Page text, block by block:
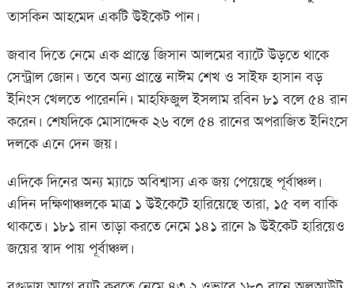
তাসকিন আহমেদ একটি উইকেট পান।
জবাব দিতে নেমে এক প্রান্তে জিসান আলমের ব্যাটে উড়তে থাকে
সেন্ট্রাল জোন। তবে অন্য প্রান্তে নাঈম শেখ ও সাইফ হাসান বড়
ইনিংস খেলতে পারেননি। মাহফিজুল ইসলাম রবিন ৮১ বলে ৫৪ রান
করেন। শেষদিকে মোসাদ্দেক ২৬ বলে ৫৪ রানের অপরাজিত ইনিংসে
দলকে এনে দেন জয়।
এদিকে দিনের অন্য ম্যাচে অবিশ্বাস্য এক জয় পেয়েছে পূর্বাঞ্চল।
এদিন দক্ষিণাঞ্চলকে মাত্র ১ উইকেটে হারিয়েছে তারা, ১৫ বল বাকি
থাকতে। ১৮১ রান তাড়া করতে নেমে ১৪১ রানে ৯ উইকেট হারিয়েও
জয়ের স্বাদ পায় পূর্বাঞ্চল।